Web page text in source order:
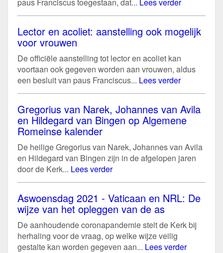
Lector en acoliet: aanstelling ook mogelijk
voor vrouwen
De officiële aanstelling tot lector en acoliet kan
voortaan ook gegeven worden aan vrouwen, aldus
een besluit van paus Franciscus... Lees verder
Gregorius van Narek, Johannes van Avila
en Hildegard van Bingen op Algemene
Romeinse kalender
De heilige Gregorius van Narek, Johannes van Avila
en Hildegard van Bingen zijn in de afgelopen jaren
door de Kerk... Lees verder
Aswoensdag 2021 - Vaticaan en NRL: De
wijze van het opleggen van de as
De aanhoudende coronapandemie stelt de Kerk bij
herhaling voor de vraag, op welke wijze veilig
gestalte kan worden gegeven aan... Lees verder